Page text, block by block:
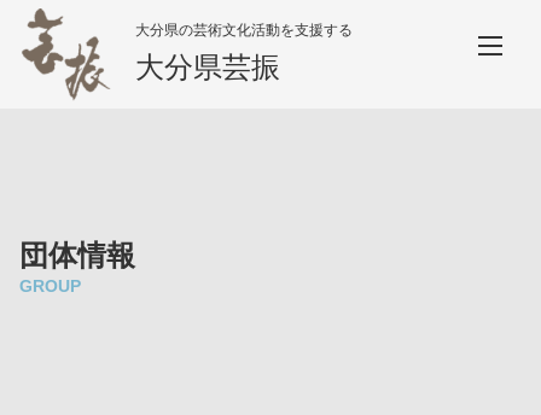
大分県の芸術文化活動を支援する
大分県芸振
団体情報
GROUP